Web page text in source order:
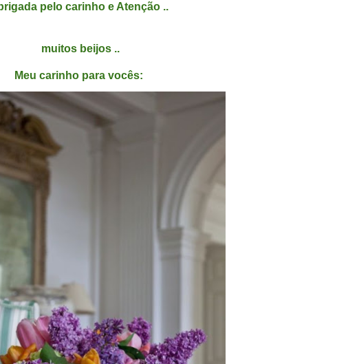
pelo carinho e Atenção ..
muitos beijos ..
Meu carinho para vocês: